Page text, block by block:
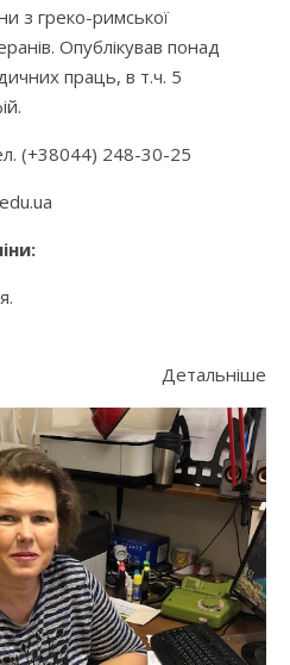
з греко-римської
Опублікував понад
праць, в т.ч. 5
(+38044) 248-30-25
Детальніше